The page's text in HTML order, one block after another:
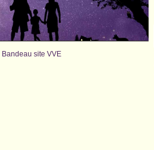
Bandeau site VVE